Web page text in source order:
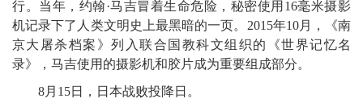
行。当年，约翰·马吉冒着生命危险，秘密使用16毫米摄影
机记录下了人类文明史上最黑暗的一页。2015年10月，《南
京大屠杀档案》列入联合国教科文组织的《世界记忆名
录》，马吉使用的摄影机和胶片成为重要组成部分。
8月15日，日本战败投降日。